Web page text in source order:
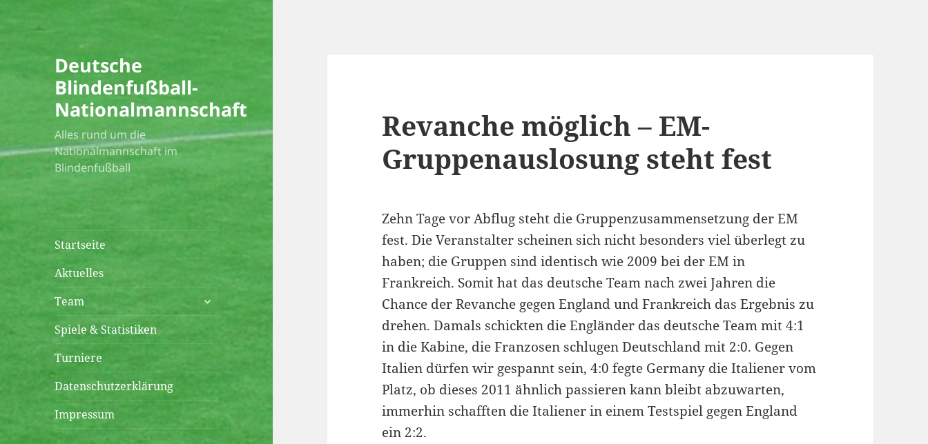
Deutsche
Blindenfußball-
Nationalmannschaft
Alles rund um die
Nationalmannschaft im
Blindenfußball
Startseite
Aktuelles
Team
untermenü
öffnen
Spiele & Statistiken
Turniere
Datenschutzerklärung
Impressum
Revanche möglich – EM-
Gruppenauslosung steht fest
Zehn Tage vor Abflug steht die Gruppenzusammensetzung der EM
fest. Die Veranstalter scheinen sich nicht besonders viel überlegt zu
haben; die Gruppen sind identisch wie 2009 bei der EM in
Frankreich. Somit hat das deutsche Team nach zwei Jahren die
Chance der Revanche gegen England und Frankreich das Ergebnis zu
drehen. Damals schickten die Engländer das deutsche Team mit 4:1
in die Kabine, die Franzosen schlugen Deutschland mit 2:0. Gegen
Italien dürfen wir gespannt sein, 4:0 fegte Germany die Italiener vom
Platz, ob dieses 2011 ähnlich passieren kann bleibt abzuwarten,
immerhin schafften die Italiener in einem Testspiel gegen England
ein 2:2.